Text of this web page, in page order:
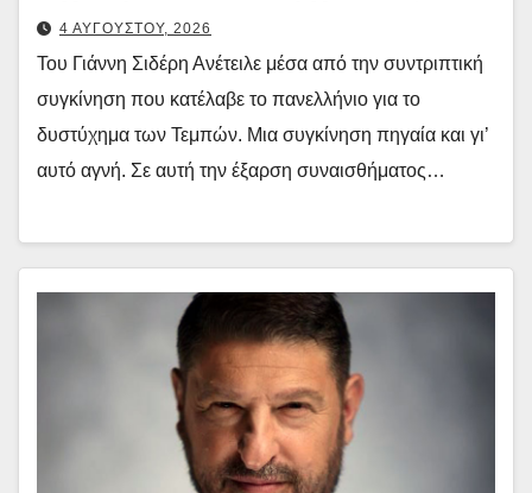
4 ΑΥΓΟΥΣΤΟΥ, 2026
Του Γιάννη Σιδέρη Ανέτειλε μέσα από την συντριπτική
συγκίνηση που κατέλαβε το πανελλήνιο για το
δυστύχημα των Τεμπών. Μια συγκίνηση πηγαία και γι’
αυτό αγνή. Σε αυτή την έξαρση συναισθήματος…